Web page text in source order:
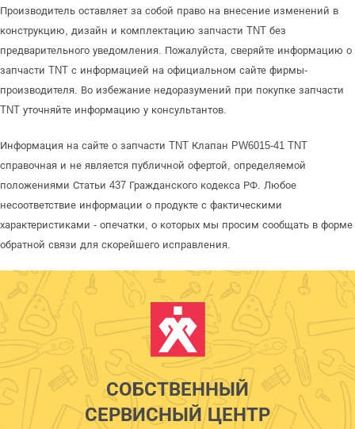
Производитель оставляет за собой право на внесение изменений в
конструкцию, дизайн и комплектацию запчасти TNT без
предварительного уведомления. Пожалуйста, сверяйте информацию о
запчасти TNT с информацией на официальном сайте фирмы-
производителя. Во избежание недоразумений при покупке запчасти
TNT уточняйте информацию у консультантов.
Информация на сайте о запчасти TNT Клапан PW6015-41 TNT
справочная и не является публичной офертой, определяемой
положениями Статьи 437 Гражданского кодекса РФ. Любое
несоответствие информации о продукте с фактическими
характеристиками - опечатки, о которых мы просим сообщать в форме
обратной связи для скорейшего исправления.
СОБСТВЕННЫЙ
СЕРВИСНЫЙ ЦЕНТР